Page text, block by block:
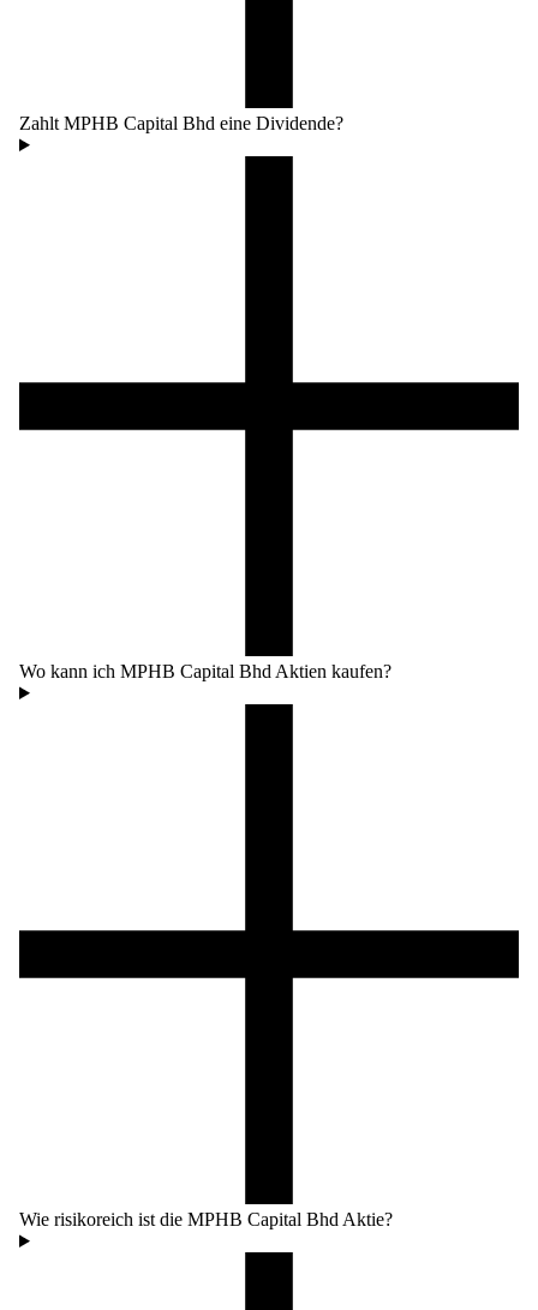
Zahlt MPHB Capital Bhd eine Dividende?
Wo kann ich MPHB Capital Bhd Aktien kaufen?
Wie risikoreich ist die MPHB Capital Bhd Aktie?